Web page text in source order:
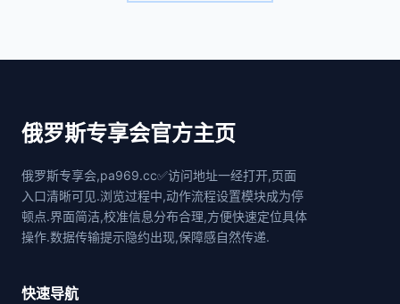
俄罗斯专享会官方主页
俄罗斯专享会,pa969.cc✅访问地址一经打开,页面
入口清晰可见.浏览过程中,动作流程设置模块成为停
顿点.界面简洁,校准信息分布合理,方便快速定位具体
操作.数据传输提示隐约出现,保障感自然传递.
快速导航